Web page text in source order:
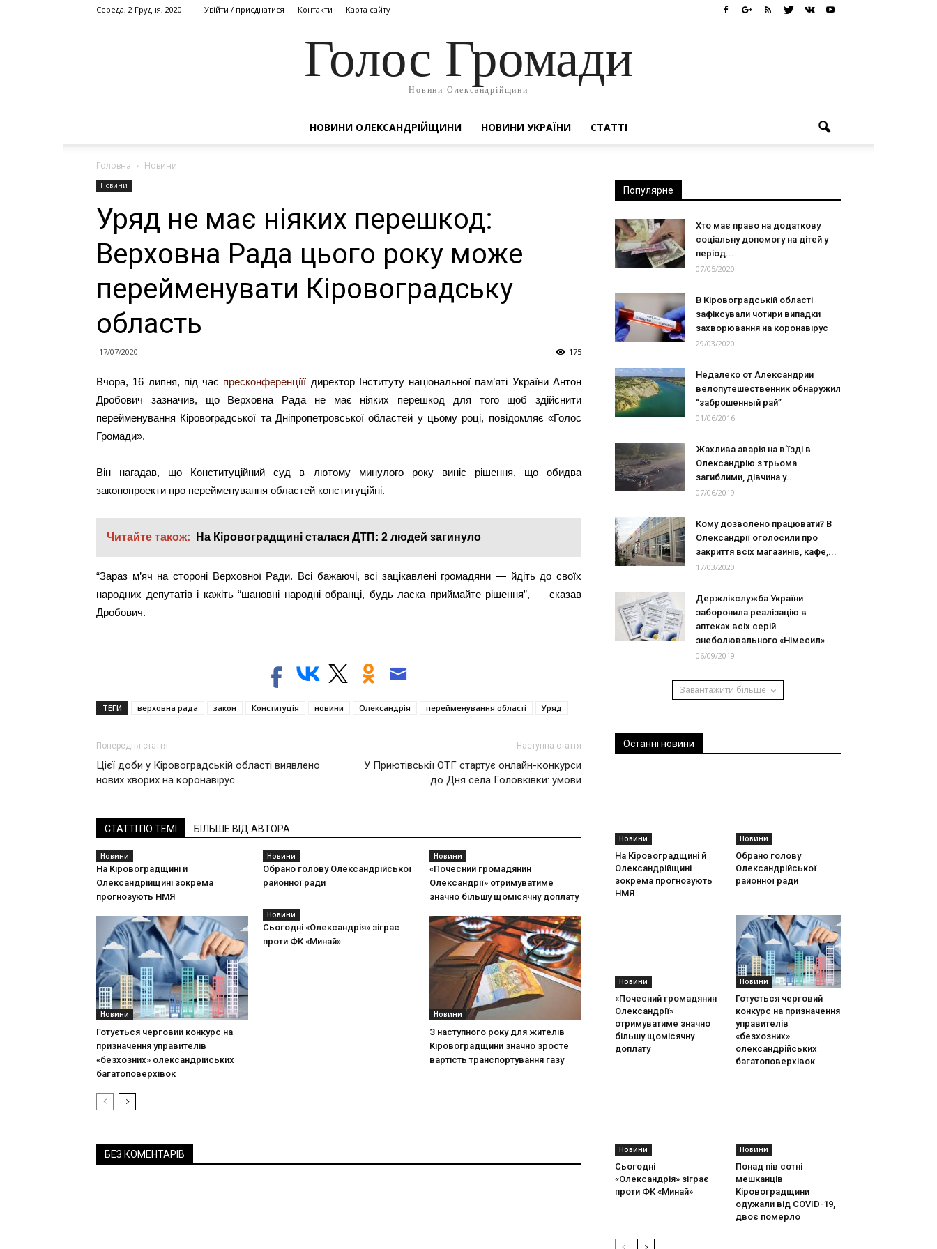
Середа, 2 Грудня, 2020 Увійти / приєднатися Контакти Карта сайту
Голос Громади
Новини Олександрійщини
НОВИНИ ОЛЕКСАНДРІЙЩИНИ НОВИНИ УКРАЇНИ СТАТТІ
Головна Новини
Новини
Уряд не має нiяких перешкод:
Верховна Рада цього року може
перейменувати Кіровоградську
область
17/07/2020 175
Вчора, 16 липня, під час пресконференціїї директор Інституту національної пам’яті України Антон
Дробович зазначив, що Верховна Рада не має ніяких перешкод для того щоб здійснити
перейменування Кіровоградської та Дніпропетровської областей у цьому році, повідомляє «Голос
Громади».
Він нагадав, що Конституційний суд в лютому минулого року виніс рішення, що обидва
законопроекти про перейменування областей конституційні.
Читайте також: На Кіровоградщині сталася ДТП: 2 людей загинуло
“Зараз м’яч на стороні Верховної Ради. Всі бажаючі, всі зацікавлені громадяни — йдіть до своїх
народних депутатів і кажіть “шановні народні обранці, будь ласка приймайте рішення”, — сказав
Дробович.
ТЕГИ верховна рада закон Конституція новини Олександрія перейменування області Уряд
Попередня стаття
Цієї доби у Кіровоградській області виявлено
нових хворих на коронавірус
Наступна стаття
У Приютівськії ОТГ стартує онлайн-конкурси
до Дня села Головківки: умови
СТАТТІ ПО ТЕМІ БІЛЬШЕ ВІД АВТОРА
Новини
На Кіровоградщині й
Олександрійщині зокрема
прогнозують НМЯ
Новини
Обрано голову Олександрійської
районної ради
Новини
«Почесний громадянин
Олександрії» отримуватиме
значно більшу щомісячну доплату
Новини
Готується черговий конкурс на
призначення управителів
«безхозних» олександрійських
багатоповерхівок
Новини
Сьогодні «Олександрія» зіграє
проти ФК «Минай»
Новини
З наступного року для жителів
Кіровоградщини значно зросте
вартість транспортування газу
БЕЗ КОМЕНТАРІВ
Популярне
Хто має право на додаткову
соціальну допомогу на дітей у
період...
07/05/2020
В Кіровоградській області
зафіксували чотири випадки
захворювання на коронавірус
29/03/2020
Недалеко от Александрии
велопутешественник обнаружил
“заброшенный рай”
01/06/2016
Жахлива аварія на в’їзді в
Олександрію з трьома
загиблими, дівчина у...
07/06/2019
Кому дозволено працювати? В
Олександрії оголосили про
закриття всіх магазинів, кафе,...
17/03/2020
Держлікслужба України
заборонила реалізацію в
аптеках всіх серій
знеболювального «Німесил»
06/09/2019
Завантажити більше
Останні новини
Новини
На Кіровоградщині й
Олександрійщині
зокрема прогнозують
НМЯ
Новини
Обрано голову
Олександрійської
районної ради
Новини
«Почесний громадянин
Олександрії»
отримуватиме значно
більшу щомісячну
доплату
Новини
Готується черговий
конкурс на призначення
управителів
«безхозних»
олександрійських
багатоповерхівок
Новини
Сьогодні
«Олександрія» зіграє
проти ФК «Минай»
Новини
Понад пів сотні
мешканців
Кіровоградщини
одужали від COVID-19,
двоє померло